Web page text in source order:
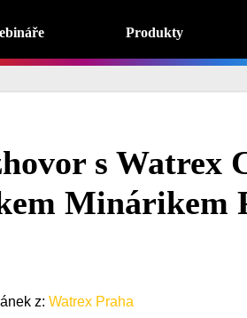
Produkty
s Watrex
Minárikem
z: Watrex Praha